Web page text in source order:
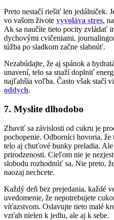
Preto nestačí riešiť len jedálniček.
vo vašom živote vyvoláva stres,
Ak sa naučíte tieto pocity zvládať
dychovými cvičeniami,
túžba po sladkom začne slabnúť.
Nezabúdajte, že aj spánok a
unavení, telo sa snaží doplniť
najľahšia voľba. Často však stačí
oddych.
7. Myslite dlhodobo
Zbaviť sa závislosti od cukru je
pochopenie. Odborníci hovoria, že
telo aj chuťové bunky preladia.
prirodzenosti. Cieľom nie je
slobodu rozhodnúť sa. Nie preto,
naozaj nechcete.
Každý deň bez prejedania, každé
uvedomenie, že nepotrebujete
víťazstvom. Oslavujte tieto malé
vzťah nielen k jedlu, ale aj k sebe.